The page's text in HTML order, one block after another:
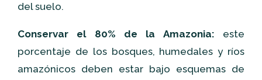
del suelo.
Conservar el 80% de la Amazonia: este
porcentaje de los bosques, humedales y ríos
amazónicos deben estar bajo esquemas de